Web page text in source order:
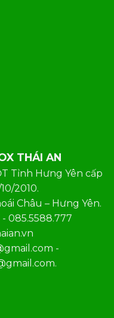
THÁI AN
Tỉnh Hưng Yên cấp
2010.
Châu – Hưng Yên.
085.5588.777
-